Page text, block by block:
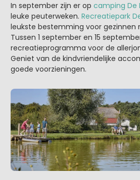
In september zijn er op camping De
leuke peuterweken. Recreatiepark
leukste bestemming voor gezinnen
Tussen 1 september en 15
recreatieprogramma voor de
Geniet van de kindvriendelijke
goede voorzieningen.